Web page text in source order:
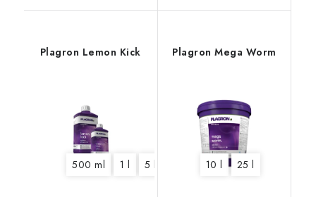
Plagron Lemon Kick
500 ml 1 l 5 l
Plagron Mega Worm
10 l 25 l